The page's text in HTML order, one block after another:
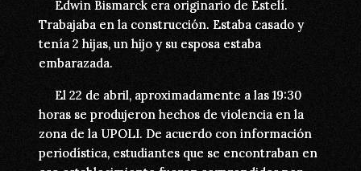
Edwin Bismarck era originario de Estelí.
Trabajaba en la construcción. Estaba casado y
tenía 2 hijas, un hijo y su esposa estaba
embarazada.
El 22 de abril, aproximadamente a las 19:30
horas se produjeron hechos de violencia en la
zona de la UPOLI. De acuerdo con información
periodística, estudiantes que se encontraban en
Edwin Bismarck era originario de Estelí.
Trabajaba en la construcción. Estaba casado y
tenía 2 hijas, un hijo y su esposa estaba
embarazada.
El 22 de abril, aproximadamente a las 19:30
horas se produjeron hechos de violencia en la
zona de la UPOLI. De acuerdo con información
periodística, estudiantes que se encontraban en